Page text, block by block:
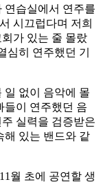
연습실에서 연주를
시끄럽다며 저희
가 있는 줄 몰랐
심히 연주했던 기
일 없이 음악에 몰
들이 연주했던 음
실력을 검증받은
해 있는 밴드와 같
월 초에 공연할 생